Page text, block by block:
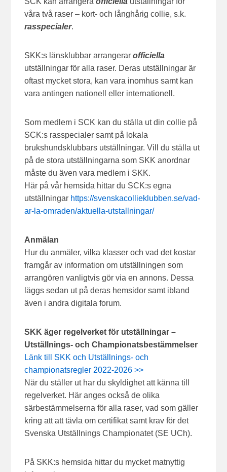
våra två raser – kort- och långhårig collie, s.k.
rasspecialer.
SKK:s länsklubbar arrangerarofficiella
utställningar för alla raser. Deras utställningar är
oftast mycket stora, kan vara inomhus samt kan
vara antingen nationell eller internationell.
Som medlem i SCK kan du ställa ut din collie på
SCK:s rasspecialer samt på lokala
brukshundsklubbars utställningar. Vill du ställa ut
på de stora utställningarna som SKK anordnar
måste du även vara medlem i SKK.
Här på vår hemsida hittar du SCK:s egna
utställningar https://svenskacollieklubben.se/vad-
ar-la-omraden/aktuella-utstallningar/
Anmälan
Hur du anmäler, vilka klasser och vad det kostar
framgår av information om utställningen som
arrangören vanligtvis gör via en annons. Dessa
läggs sedan ut på deras hemsidor samt ibland
även i andra digitala forum.
SKK äger regelverket för utställningar –
Utställnings- och Championatsbestämmelser
Länk till SKK och Utställnings- och
championatsregler 2022-2026 >>
När du ställer ut har du skyldighet att känna till
regelverket. Här anges också de olika
särbestämmelserna för alla raser, vad som gäller
kring att att tävla om certifikat samt krav för det
Svenska Utställnings Championatet (SE UCh).
På SKK:s hemsida hittar du mycket matnyttig